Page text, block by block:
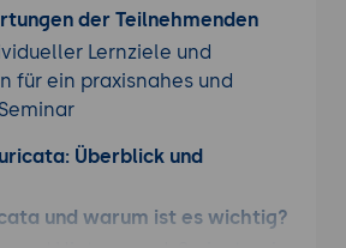
der Teilnehmenden
Lernziele und
für ein praxisnahes und
Überblick und
und warum ist es wichtig?